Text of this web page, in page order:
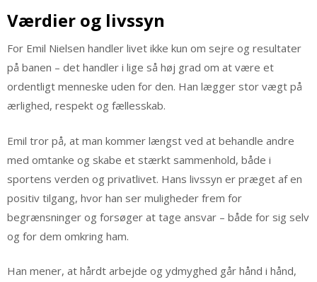
Værdier og livssyn
For Emil Nielsen handler livet ikke kun om sejre og resultater
på banen – det handler i lige så høj grad om at være et
ordentligt menneske uden for den. Han lægger stor vægt på
ærlighed, respekt og fællesskab.
Emil tror på, at man kommer længst ved at behandle andre
med omtanke og skabe et stærkt sammenhold, både i
sportens verden og privatlivet. Hans livssyn er præget af en
positiv tilgang, hvor han ser muligheder frem for
begrænsninger og forsøger at tage ansvar – både for sig selv
og for dem omkring ham.
Han mener, at hårdt arbejde og ydmyghed går hånd i hånd,